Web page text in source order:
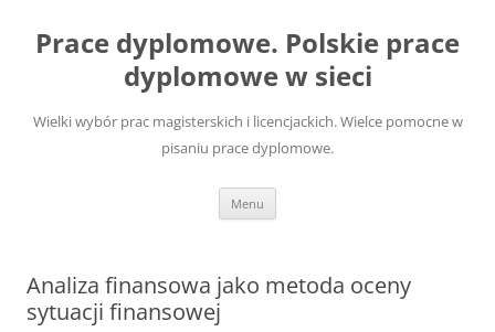
treści
Prace dyplomowe. Polskie prace
dyplomowe w sieci
Wielki wybór prac magisterskich i licencjackich. Wielce pomocne w
pisaniu prace dyplomowe.
Menu
Analiza finansowa jako metoda oceny
sytuacji finansowej